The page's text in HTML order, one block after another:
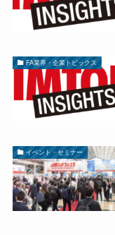
FA業界・企業トピックス
イベント・セミナー